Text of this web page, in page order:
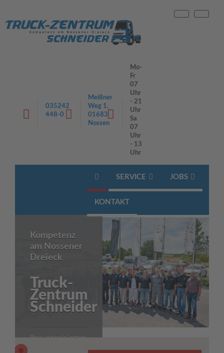
PL EN
035242
448-0
Meißner
Weg 1,
01683
Nossen
Mo-
Fr
07
Uhr
- 21
Uhr
Sa
07
Uhr
- 13
Uhr
SERVICE JOBS
KONTAKT
Kompetenz
am Nossener
Dreieck
Truck-
Zentrum
Schneider
Ihre autorisierten